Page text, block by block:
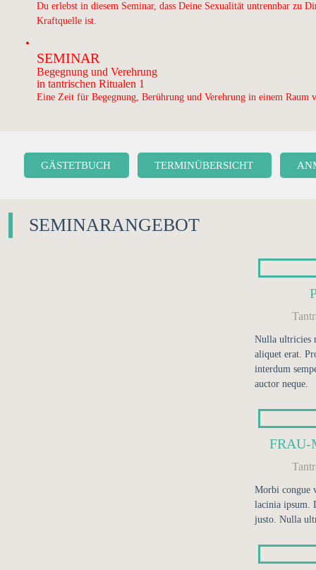
Du erlebst in diesem Seminar, dass Deine Sexualität untrennbar zu
Kraftquelle ist.
SEMINAR
Begegnung und Verehrung
in tantrischen Ritualen 1
Eine Zeit für Begegnung, Berührung und Verehrung in einem Raum
GÄSTETBUCH TERMINÜBERSICHT
SEMINARANGEBOT
Nulla ultricies
aliquet erat.
interdum
auctor neque.
FRAU-
Morbi congue
lacinia ipsum.
justo. Nulla